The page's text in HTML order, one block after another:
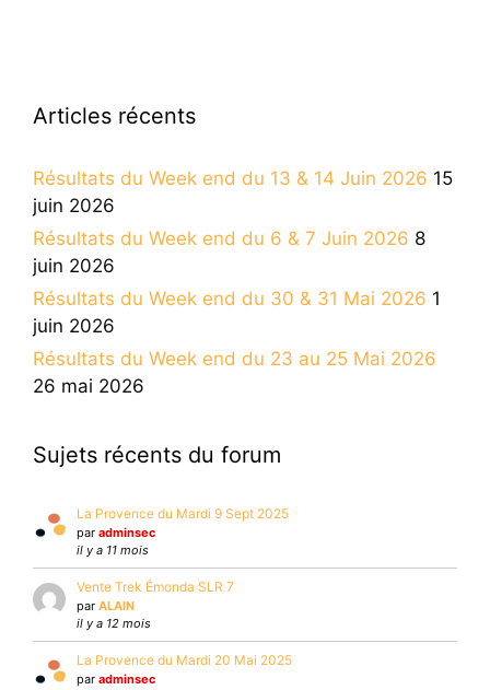
Articles récents
Résultats du Week end du 13 & 14 Juin 2026 15
juin 2026
Résultats du Week end du 6 & 7 Juin 2026 8
juin 2026
Résultats du Week end du 30 & 31 Mai 2026 1
juin 2026
Résultats du Week end du 23 au 25 Mai 2026
26 mai 2026
Sujets récents du forum
La Provence du Mardi 9 Sept 2025
par adminsec
il y a 11 mois
Vente Trek Émonda SLR 7
par ALAIN
il y a 12 mois
La Provence du Mardi 20 Mai 2025
par adminsec